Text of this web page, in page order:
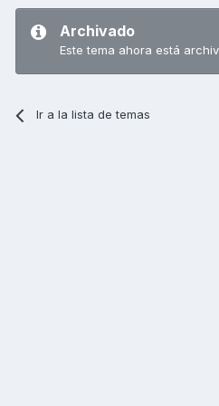
Archivado
Este tema ahora está
Ir a la lista de temas